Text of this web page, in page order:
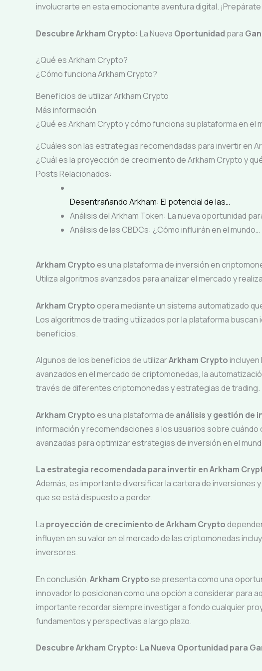
involucrarte en esta emocionante aventura digital.
Descubre Arkham Crypto: La Nueva Oportunidad para
¿Qué es Arkham Crypto?
¿Cómo funciona Arkham Crypto?
Beneficios de utilizar Arkham Crypto
Más información
¿Qué es Arkham Crypto y cómo funciona su plataforma en el
¿Cuáles son las estrategias recomendadas para invertir en
¿Cuál es la proyección de crecimiento de Arkham Crypto y
Posts Relacionados:
Desentrañando Arkham: El potencial de las…
Análisis del Arkham Token: La nueva oportunidad
Análisis de las CBDCs: ¿Cómo influirán en el mundo…
Arkham Cryptoes una plataforma de inversión en
Utiliza algoritmos avanzados para analizar el mercado y
Arkham Cryptoopera mediante un sistema automatizado
Los algoritmos de trading utilizados por la plataforma
beneficios.
Algunos de los beneficios de utilizarArkham Crypto
avanzados en el mercado de criptomonedas, la
través de diferentes criptomonedas y estrategias de trading.
Arkham Cryptoes una plataforma de análisis y gestión de
información y recomendaciones a los usuarios sobre
avanzadas para optimizar estrategias de inversión en el
La estrategia recomendada para invertir en Arkham
Además, es importante diversificar la cartera de inversiones
que se está dispuesto a perder.
La proyección de crecimiento de Arkham Crypto
influyen en su valor en el mercado de las criptomonedas
inversores.
En conclusión, Arkham Cryptose presenta como una
innovador lo posicionan como una opción a considerar para
importante recordar siempre investigar a fondo cualquier
fundamentos y perspectivas a largo plazo.
Descubre Arkham Crypto: La Nueva Oportunidad para